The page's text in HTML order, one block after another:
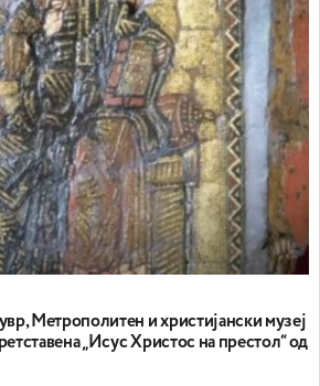
Метрополитен и христијански музеј
„Исус Христос на престол“ од